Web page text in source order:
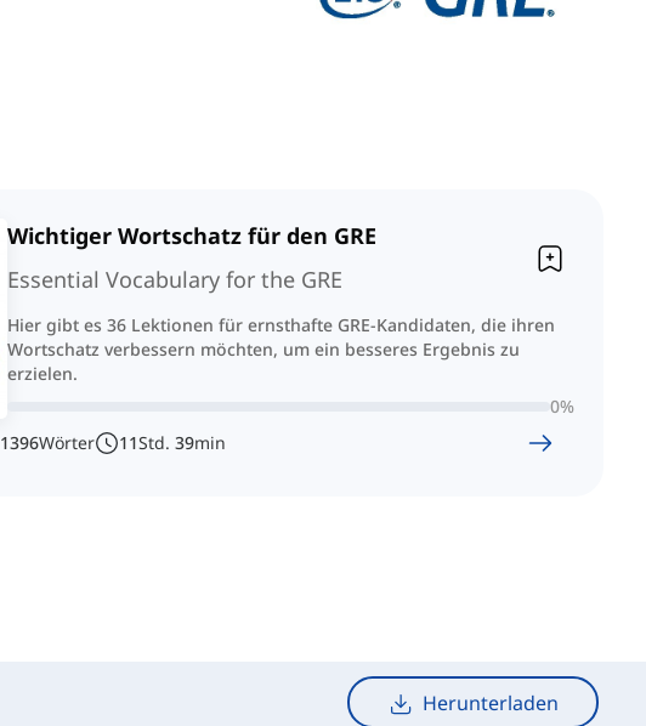
Wichtiger Wortschatz für den GRE
Essential Vocabulary for the GRE
Hier gibt es 36 Lektionen für ernsthafte GRE-Kandidaten, die ihren
Wortschatz verbessern möchten, um ein besseres Ergebnis zu
erzielen.
0%
1396Wörter 11Std. 39min
Herunterladen